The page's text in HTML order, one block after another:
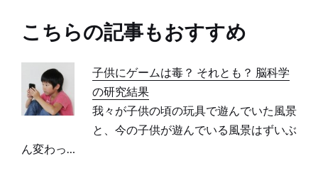
こちらの記事もおすすめ
子供にゲームは毒？ それとも？ 脳科学
の研究結果
我々が子供の頃の玩具で遊んでいた風景
と、今の子供が遊んでいる風景はずいぶ
ん変わっ…